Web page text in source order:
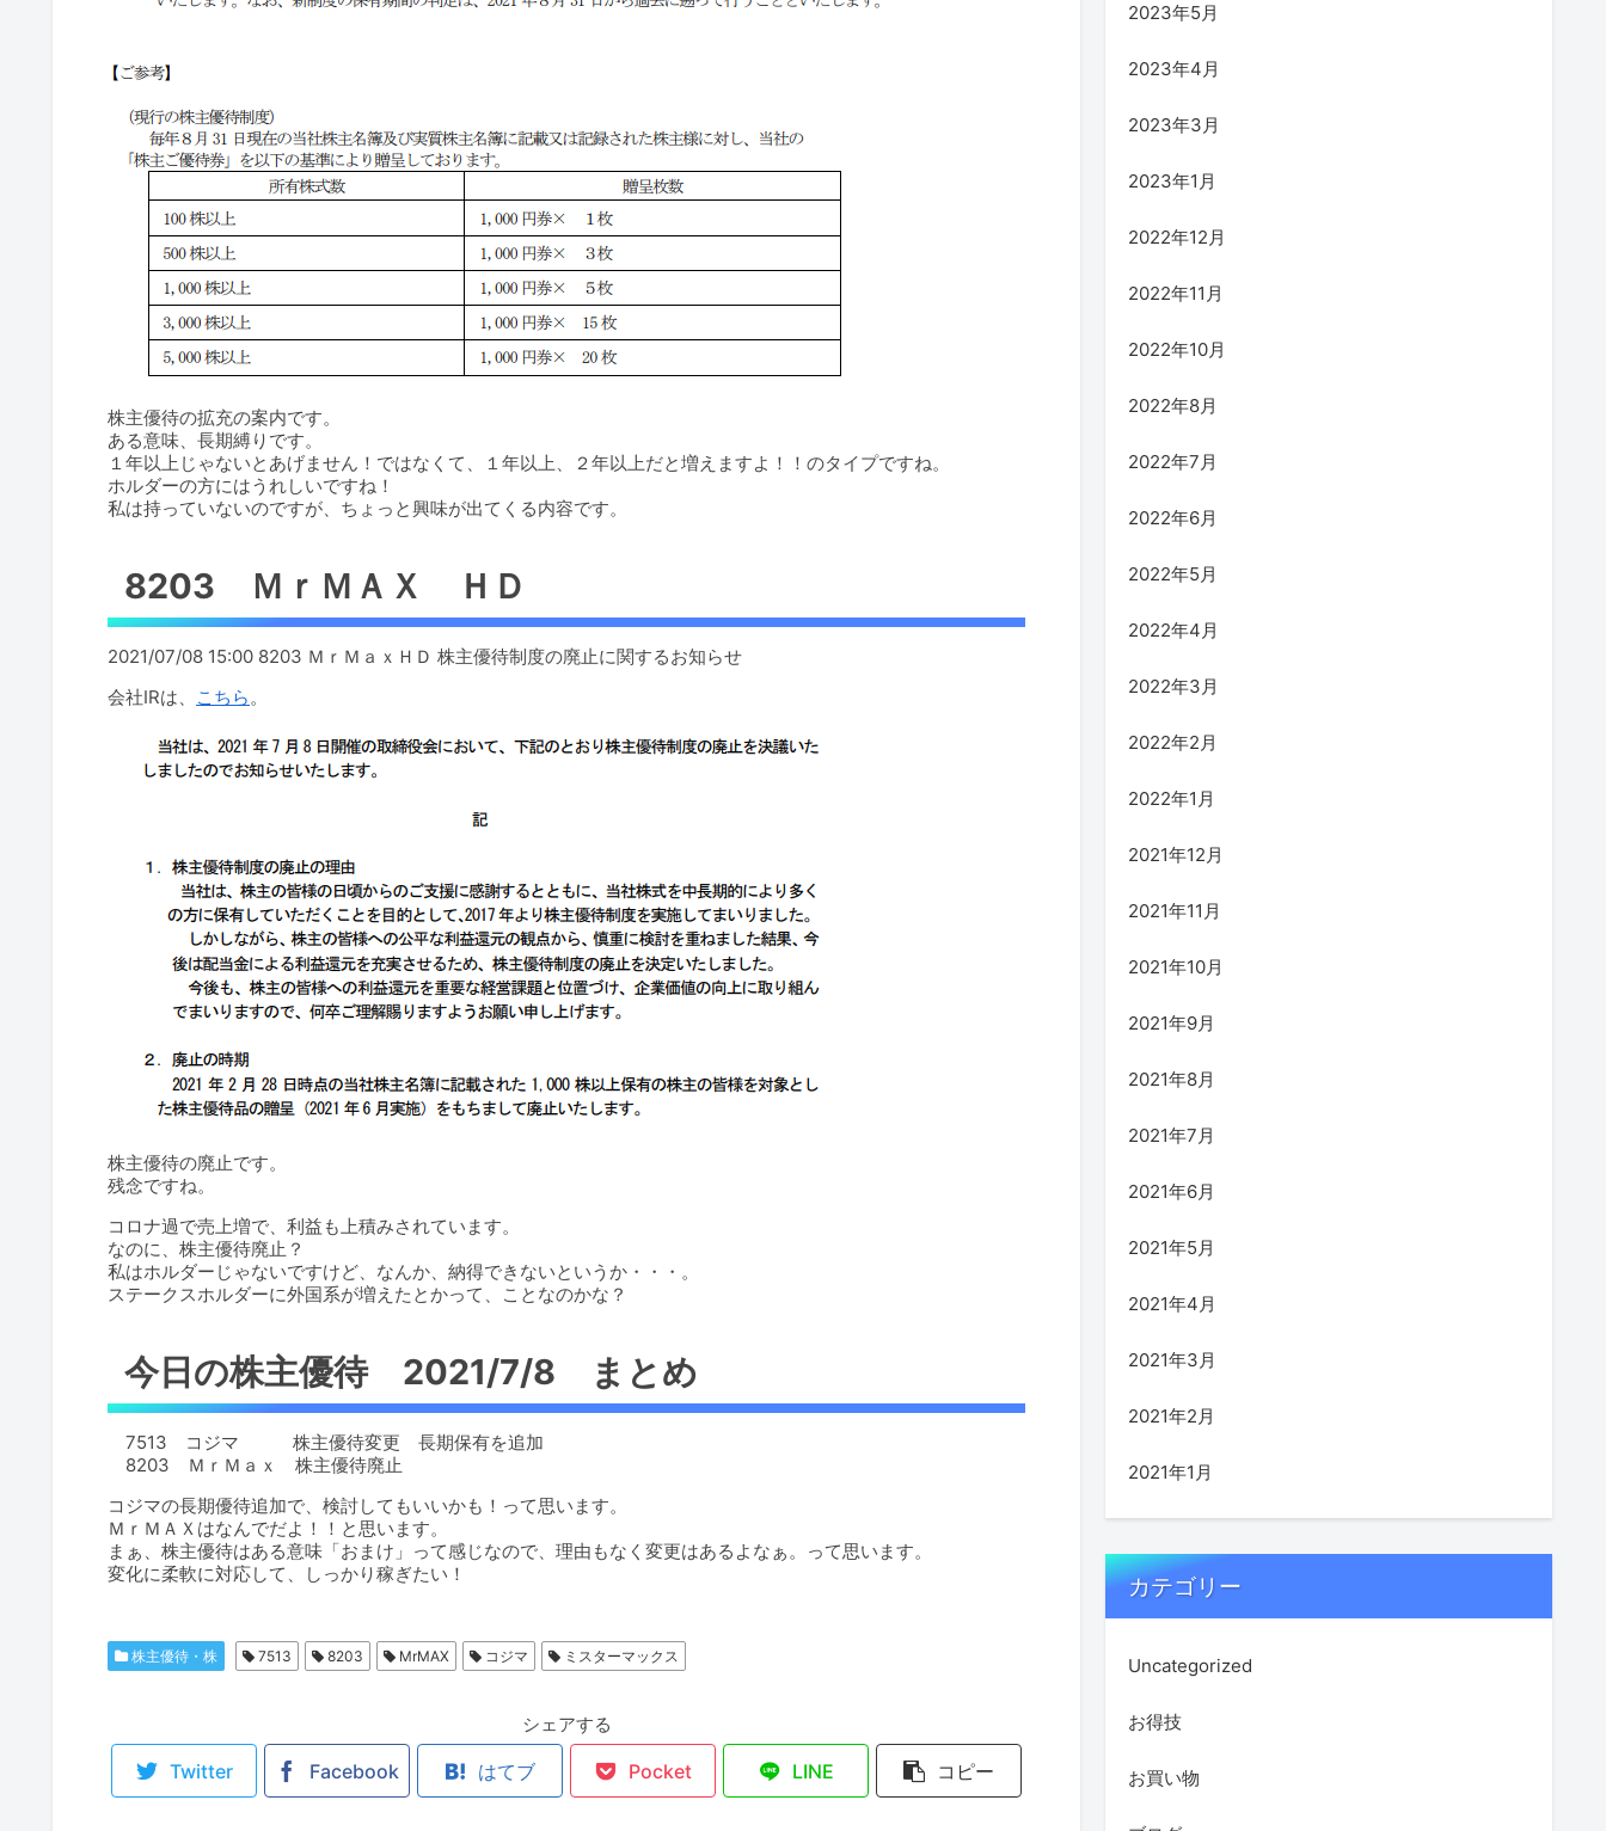
株主優待の拡充の案内です。
ある意味、長期縛りです。
１年以上じゃないとあげません！ではなくて、１年以上、２年以上だと増えますよ！！のタイプですね。
ホルダーの方にはうれしいですね！
私は持っていないのですが、ちょっと興味が出てくる内容です。
8203 ＭｒＭＡＸ ＨＤ
2021/07/08 15:00 8203 ＭｒＭａｘＨＤ 株主優待制度の廃止に関するお知らせ
会社IRは、
こちら 。
株主優待の廃止です。
残念ですね。
コロナ過で売上増で、利益も上積みされています。
なのに、株主優待廃止？
私はホルダーじゃないですけど、なんか、納得できないというか・・・。
ステークスホルダーに外国系が増えたとかって、ことなのかな？
今日の株主優待 2021/7/8 まとめ
7513 コジマ 株主優待変更 長期保有を追加
8203 ＭｒＭａｘ 株主優待廃止
コジマの長期優待追加で、検討してもいいかも！って思います。
ＭｒＭＡＸはなんでだよ！！と思います。
まぁ、株主優待はある意味「おまけ」って感じなので、理由もなく変更はあるよなぁ。って思います。
変化に柔軟に対応して、しっかり稼ぎたい！
株主優待・株 7513 8203 MrMAX コジマ ミスターマックス
シェアする
Twitter Facebook はてブ Pocket LINE コピー
2023年5月
2023年4月
2023年3月
2023年1月
2022年12月
2022年11月
2022年10月
2022年8月
2022年7月
2022年6月
2022年5月
2022年4月
2022年3月
2022年2月
2022年1月
2021年12月
2021年11月
2021年10月
2021年9月
2021年8月
2021年7月
2021年6月
2021年5月
2021年4月
2021年3月
2021年2月
2021年1月
カテゴリー
Uncategorized
お得技
お買い物